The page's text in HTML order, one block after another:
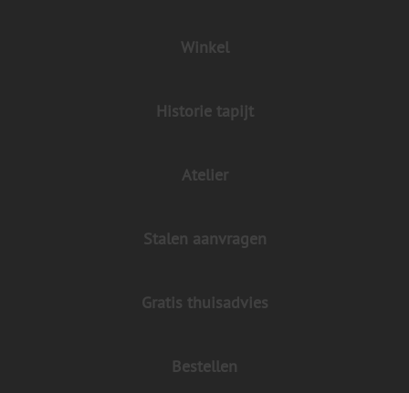
Winkel
Historie tapijt
Atelier
Stalen aanvragen
Gratis thuisadvies
Bestellen